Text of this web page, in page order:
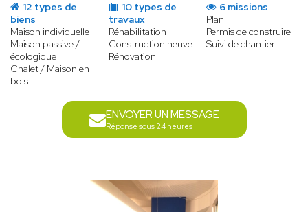
12 types de
biens
Maison individuelle
Maison passive /
écologique
Chalet / Maison en
bois
10 types de
travaux
Réhabilitation
Construction neuve
Rénovation
6 missions
Plan
Permis de construire
Suivi de chantier
ENVOYER UN MESSAGE
Réponse sous 24 heures